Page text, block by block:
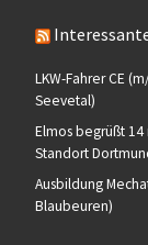
LKW-Fahrer CE
Seevetal)
Elmos begrüßt
Standort
Ausbildung
Blaubeuren)